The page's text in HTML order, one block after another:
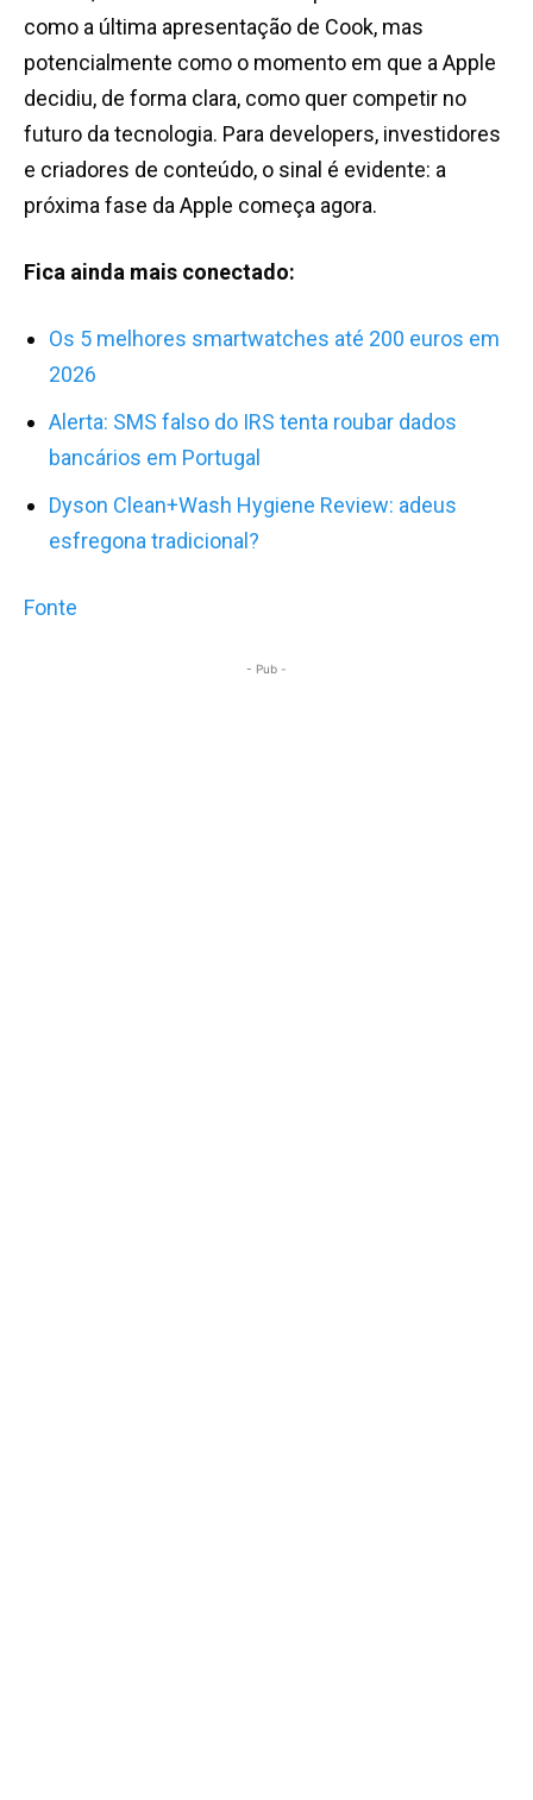
como a última apresentação de Cook, mas
potencialmente como o momento em que a Apple
decidiu, de forma clara, como quer competir no
futuro da tecnologia. Para developers, investidores
e criadores de conteúdo, o sinal é evidente: a
próxima fase da Apple começa agora.
Fica ainda mais conectado:
Os 5 melhores smartwatches até 200 euros em
2026
Alerta: SMS falso do IRS tenta roubar dados
bancários em Portugal
Dyson Clean+Wash Hygiene Review: adeus
esfregona tradicional?
Fonte
- Pub -